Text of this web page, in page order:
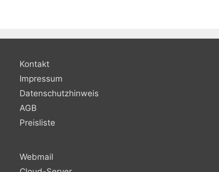
Kontakt
Impressum
Datenschutzhinweis
AGB
Preisliste
Webmail